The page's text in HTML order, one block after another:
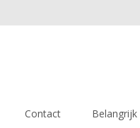
Contact Belangrijk